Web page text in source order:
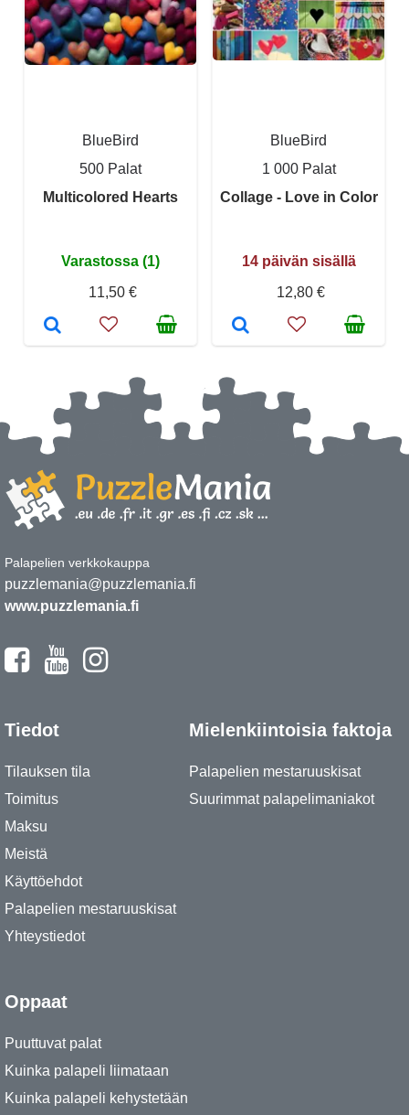
BlueBird
500 Palat
Multicolored Hearts
Varastossa (1)
11,50 €
BlueBird
1 000 Palat
Collage - Love in Color
14 päivän sisällä
12,80 €
Palapelien verkkokauppa
puzzlemania@puzzlemania.fi
www.puzzlemania.fi
Tiedot
Tilauksen tila
Toimitus
Maksu
Meistä
Käyttöehdot
Palapelien mestaruuskisat
Yhteystiedot
Mielenkiintoisia faktoja
Palapelien mestaruuskisat
Suurimmat palapelimaniakot
Oppaat
Puuttuvat palat
Kuinka palapeli liimataan
Kuinka palapeli kehystetään